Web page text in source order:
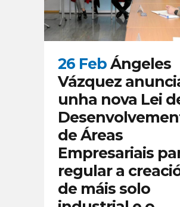
26 Feb Ángeles
Vázquez
unha nova Lei
de Áreas
Empresariais
regular a
de máis solo